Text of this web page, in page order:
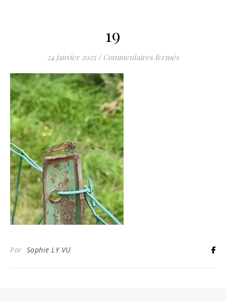
19
24 janvier 2025 / Commentaires ferméssur 19
Par Sophie LY VU